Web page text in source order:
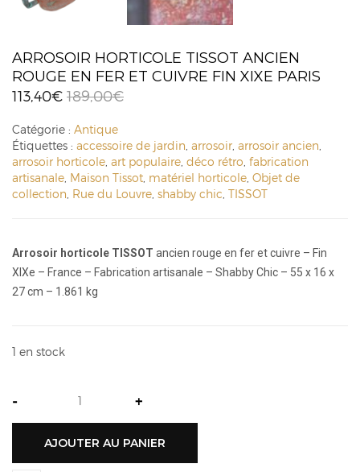
ARROSOIR HORTICOLE TISSOT ANCIEN
ROUGE EN FER ET CUIVRE FIN XIXE PARIS
189,00€
113,40€
Catégorie : Antique
Étiquettes : accessoire de jardin arrosoir arrosoir ancien
arrosoir horticole art populaire déco rétro fabrication
artisanale Maison Tissot matériel horticole Objet de
collection Rue du Louvre shabby chic TISSOT
Arrosoir horticole TISSOT ancien rouge en fer et cuivre – Fin
XIXe – France – Fabrication artisanale – Shabby Chic – 55 x 16 x
27 cm – 1.861 kg
1 en stock
- +
AJOUTER AU PANIER